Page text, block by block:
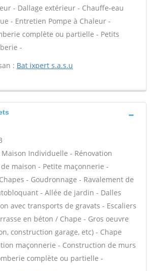
- Dallage extérieur - Chauffe-eau
- Entretien Pompe à Chaleur -
complète ou partielle - Petits
-
: Bat ixpert s.a.s.u
Individuelle - Rénovation
maison - Petite maçonnerie -
- Goudronnage - Ravalement de
- Allée de jardin - Dalles
avec transports de gravats - Escaliers
en béton / Chape - Gros oeuvre
construction garage, etc) - Chape
maçonnerie - Construction de murs
complète ou partielle -